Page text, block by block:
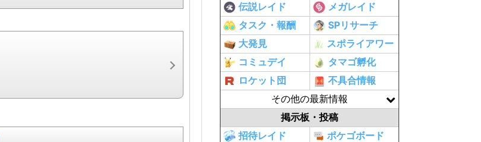
伝説レイド
メガレイド
タスク・報酬
SPリサーチ
大発見
スポライアワー
コミュデイ
タマゴ孵化
ロケット団
不具合情報
その他の最新情報
掲示板・投稿
招待レイド
ポケゴボード